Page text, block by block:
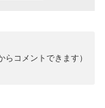
らコメントできます）